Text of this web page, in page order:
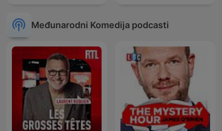
Međunarodni Komedija podcasti